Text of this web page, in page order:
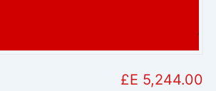
5,244.00 E£